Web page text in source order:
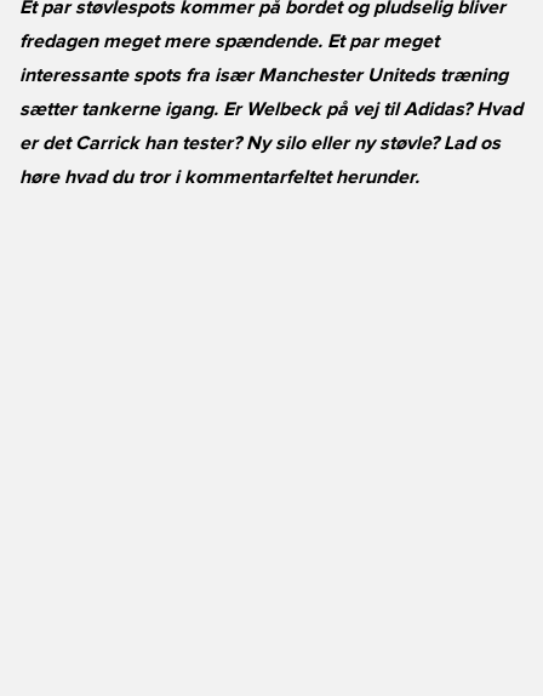
Et par støvlespots kommer på bordet og pludselig bliver
fredagen meget mere spændende. Et par meget
interessante spots fra især Manchester Uniteds træning
sætter tankerne igang. Er Welbeck på vej til Adidas? Hvad
er det Carrick han tester? Ny silo eller ny støvle? Lad os
høre hvad du tror i kommentarfeltet herunder.